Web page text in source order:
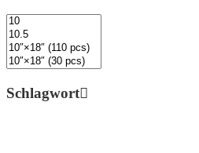
Schlagwort